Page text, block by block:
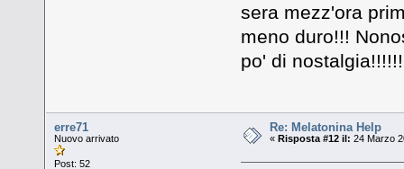
sera mezz'ora
meno duro!!!
po' di
erre71
Nuovo arrivato
Post: 52
Re: Melatonina Help
«Risposta #12 il: 24 Marzo